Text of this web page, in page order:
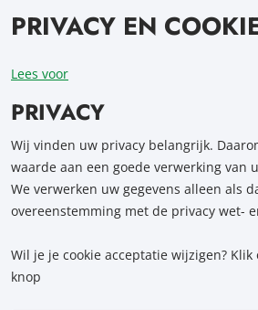
PRIVACY EN
Lees voor
PRIVACY
Wij vinden uw privacy belangrijk.
waarde aan een goede verwerking van
We verwerken uw gegevens alleen als
overeenstemming met de privacy wet-
Wil je je cookie acceptatie wijzigen?
knop